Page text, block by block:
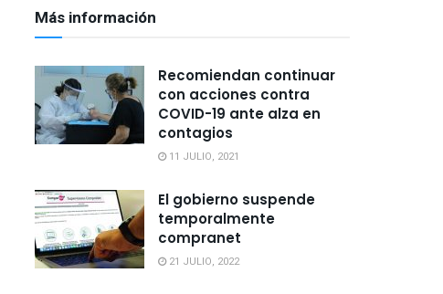
Más información
Recomiendan continuar
con acciones contra
COVID-19 ante alza en
contagios
11 JULIO, 2021
El gobierno suspende
temporalmente
compranet
21 JULIO, 2022